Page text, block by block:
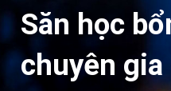
Săn học
chuyên gia